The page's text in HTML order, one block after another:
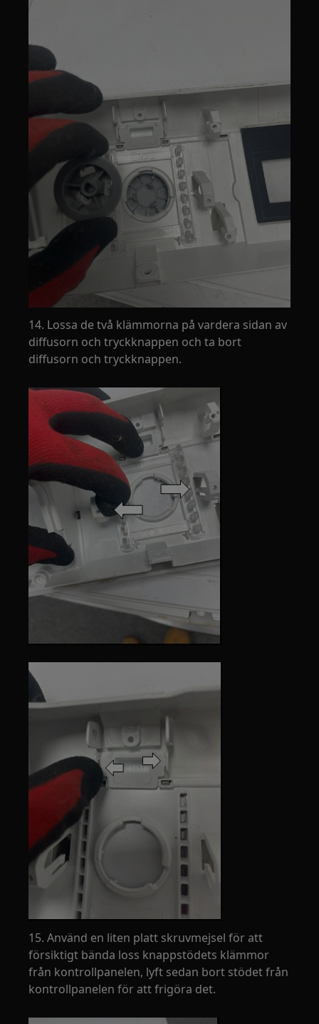
14. Lossa de två klämmorna på vardera sidan av
diffusorn och tryckknappen och ta bort
diffusorn och tryckknappen.
15. Använd en liten platt skruvmejsel för att
försiktigt bända loss knappstödets klämmor
från kontrollpanelen, lyft sedan bort stödet från
kontrollpanelen för att frigöra det.